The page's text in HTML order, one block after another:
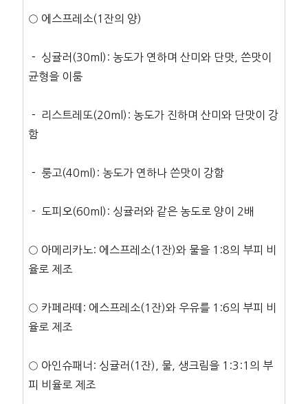
○ 에스프레소(1잔의 양)
－ 싱귤러(30ml): 농도가 연하며 산미와 단맛, 쓴맛이
균형을 이룸
－ 리스트레또(20ml): 농도가 진하며 산미와 단맛이 강
함
－ 룽고(40ml): 농도가 연하나 쓴맛이 강함
－ 도피오(60ml): 싱귤러와 같은 농도로 양이 2배
○ 아메리카노: 에스프레소(1잔)와 물을 1:8의 부피 비
율로 제조
○ 카페라떼: 에스프레소(1잔)와 우유를 1:6의 부피 비
율로 제조
○ 아인슈패너: 싱귤러(1잔), 물, 생크림을 1:3:1의 부
피 비율로 제조